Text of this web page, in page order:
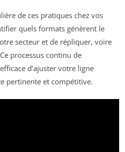
de ces pratiques chez vos
quels formats génèrent le
secteur et de répliquer, voire
processus continu de
d’ajuster votre ligne
pertinente et compétitive.